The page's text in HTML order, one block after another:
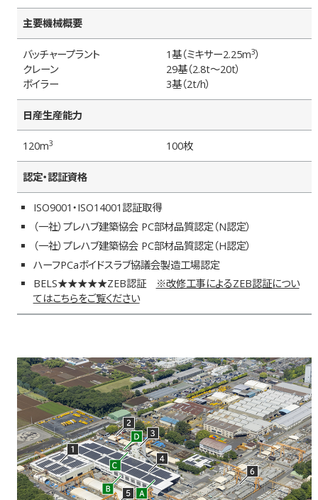
主要機械概要
バッチャープラント 1基（ミキサー2.25m3）
クレーン
29基（2.8t～20t）
ボイラー
3基（2t/h）
日産生産能力
120m3 100枚
認定・認証資格
ISO9001・ISO14001認証取得
（一社）プレハブ建築協会 PC部材品質認定（N認定）
（一社）プレハブ建築協会 PC部材品質認定（H認定）
ハーフPCaボイドスラブ協議会製造工場認定
BELS★★★★★ZEB認証
※改修工事によるZEB認証につい
てはこちらをご覧ください